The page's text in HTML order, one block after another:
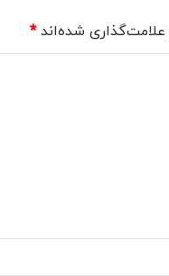
شده‌اند*